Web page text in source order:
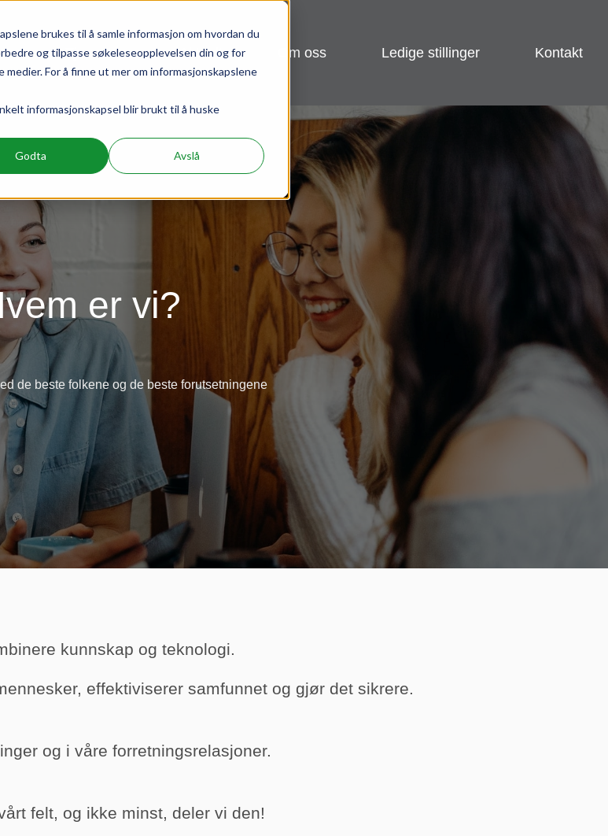
brukes til å samle informasjon om hvordan du
og tilpasse søkeleseopplevelsen din og for
For å finne ut mer om informasjonskapslene
informasjonskapsel blir brukt til å huske
Godta Avslå
tjenester aktuelt om oss ledige stillinger kontakt
er vi?
de beste folkene og de beste forutsetningene
kunnskap og teknologi.
effektiviserer samfunnet og gjør det sikrere.
og i våre forretningsrelasjoner.
felt, og ikke minst, deler vi den!